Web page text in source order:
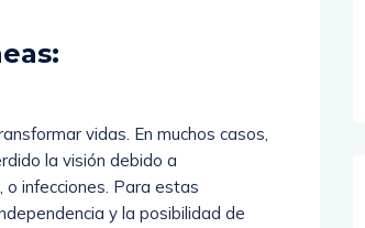
vidas. En muchos casos,
la visión debido a
infecciones. Para estas
y la posibilidad de